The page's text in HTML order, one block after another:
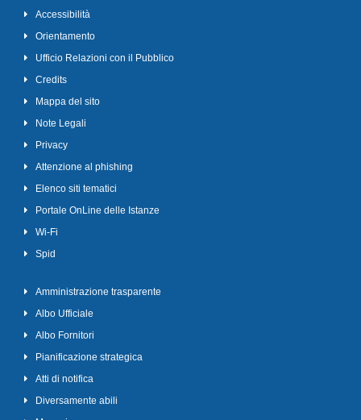
Accessibilità
Orientamento
Ufficio Relazioni con il Pubblico
Credits
Mappa del sito
Note Legali
Privacy
Attenzione al phishing
Elenco siti tematici
Portale OnLine delle Istanze
Wi-Fi
Spid
Amministrazione trasparente
Albo Ufficiale
Albo Fornitori
Pianificazione strategica
Atti di notifica
Diversamente abili